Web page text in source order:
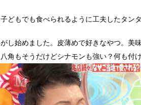
どもでも食べられるように工夫したタン
し始めました。皮薄めで好きなやつ。美
角もそうだけどシナモンも強い？何も付